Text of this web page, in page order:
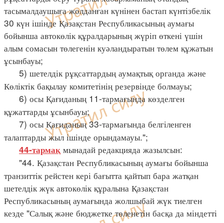
тасымалдаушыға жолданған күнінен бастап күнтізбелік
30 күн ішінде Қазақстан Республикасының аумағы
бойынша автокөлік құралдарының жүріп өткені үшін
алым сомасын төлегенін куәландыратын төлем құжатын
ұсынбауы;
5) шетелдік рұқсаттардың аумақтық органда және
Көліктік бақылау комитетінің резервінде болмауы;
6) осы Қағиданың 11-тармағында көзделген
құжаттарды ұсынбауы;
7) осы Қағиданың 33-тармағында белгіленген
талаптарды жыл ішінде орындамауы.";
44-тармақ мынадай редакцияда жазылсын:
"44. Қазақстан Республикасының аумағы бойынша
транзиттік рейстен кері бағытта қайтып бара жатқан
шетелдік жүк автокөлік құралына Қазақстан
Республикасының аумағында жолшыбай жүк тиелген
кезде "Салық және бюджетке төленетін басқа да міндетті